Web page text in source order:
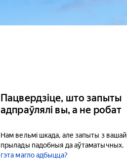
Пацвердзіце, што запыты
адпраўлялі вы, а не робат
Нам вельмі шкада, але запыты з вашай
прылады падобныя да аўтаматычных.
гэта магло адбыцца?